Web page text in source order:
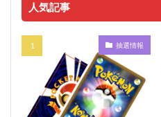
人気記事
抽選情報